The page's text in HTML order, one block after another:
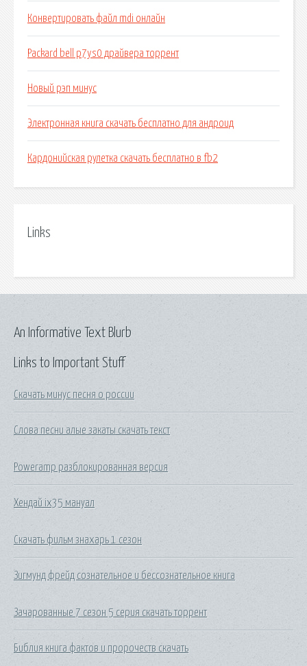
Конвертировать файл mdi онлайн
Packard bell p7ys0 драйвера торрент
Новый рэп минус
Электронная книга скачать бесплатно для андроид
Кардонийская рулетка скачать бесплатно в fb2
Links
Links to Important Stuff
Скачать минус песня о россии
Слова песни алые закаты скачать текст
Poweramp разблокированная версия
Хендай ix35 мануал
Скачать фильм знахарь 1 сезон
Зигмунд фрейд сознательное и бессознательное книга
Зачарованные 7 сезон 5 серия скачать торрент
Библия книга фактов и пророчеств скачать
An Informative Text Blurb